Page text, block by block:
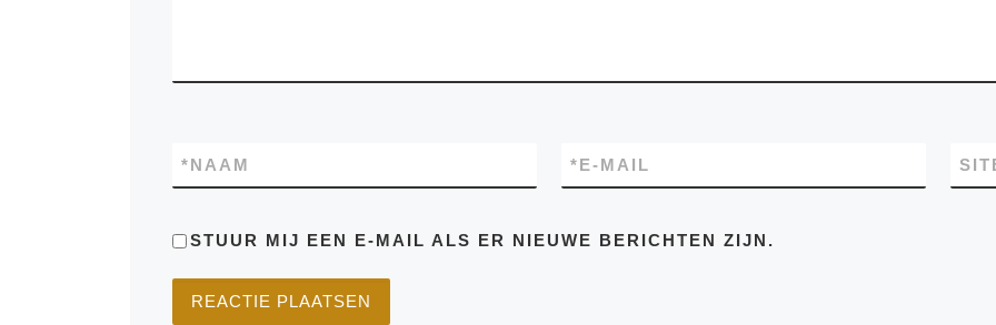
NAAM
* E-MAIL
*
STUUR MIJ EEN E-MAIL ALS ER NIEUWE BERICHTEN ZIJN.